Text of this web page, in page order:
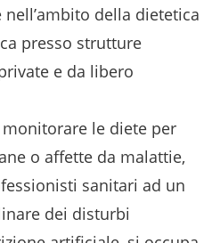
della dietetica
presso strutture
e da libero
le diete per
o affette da malattie,
sanitari ad un
dei disturbi